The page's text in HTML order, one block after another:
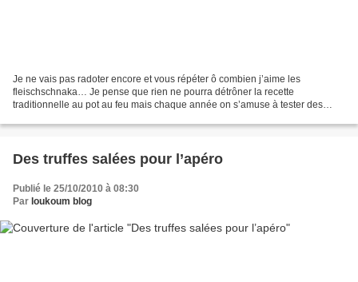
Je ne vais pas radoter encore et vous répéter ô combien j’aime les
fleischschnaka… Je pense que rien ne pourra détrôner la recette
traditionnelle au pot au feu mais chaque année on s’amuse à tester des
Des truffes salées pour l’apéro
Publié le 25/10/2010 à 08:30
Par loukoum blog